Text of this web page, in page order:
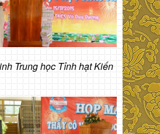
Trung học Tỉnh hạt Kiến